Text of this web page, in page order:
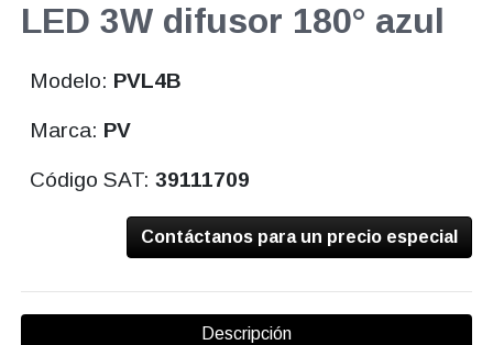
LED 3W difusor 180° azul
Modelo: PVL4B
Marca: PV
Código SAT:39111709
Contáctanos para un precio especial
Descripción